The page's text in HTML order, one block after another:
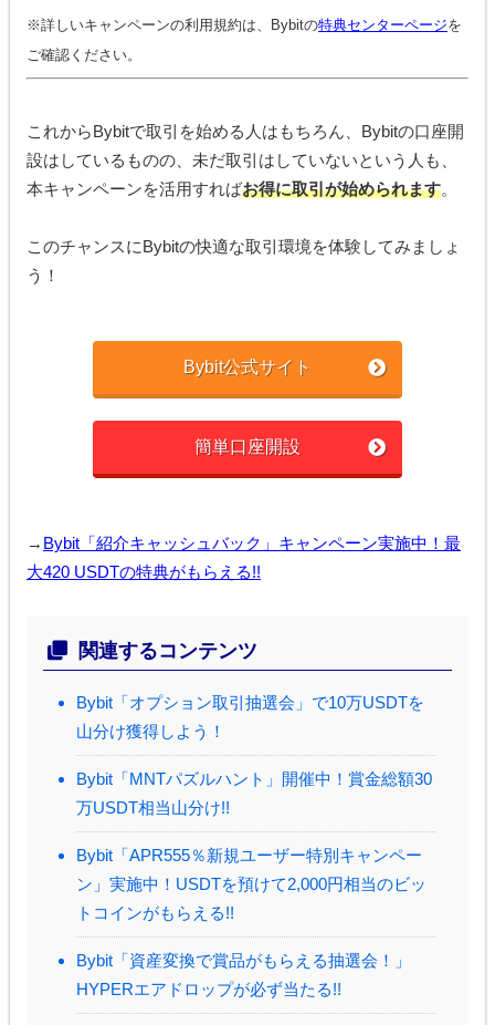
※詳しいキャンペーンの利用規約は、Bybitの特典センターページを
ご確認ください。
これからBybitで取引を始める人はもちろん、Bybitの口座開
設はしているものの、未だ取引はしていないという人も、
本キャンペーンを活用すればお得に取引が始められます。
このチャンスにBybitの快適な取引環境を体験してみましょ
う！
Bybit公式サイト
簡単口座開設
→ Bybit「紹介キャッシュバック」キャンペーン実施中！最
大420 USDTの特典がもらえる!!
関連するコンテンツ
Bybit「オプション取引抽選会」で10万USDTを
山分け獲得しよう！
Bybit「MNTパズルハント」開催中！賞金総額30
万USDT相当山分け!!
Bybit「APR555％新規ユーザー特別キャンペー
ン」実施中！USDTを預けて2,000円相当のビッ
トコインがもらえる!!
Bybit「資産変換で賞品がもらえる抽選会！」
HYPERエアドロップが必ず当たる!!